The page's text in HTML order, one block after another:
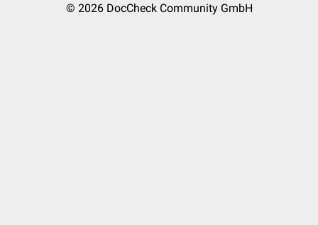
© 2026 DocCheck Community GmbH